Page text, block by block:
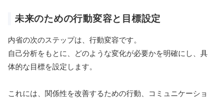
未来のための行動変容と目標設定
内省の次のステップは、行動変容です。
自己分析をもとに、どのような変化が必要かを明確にし、具
体的な目標を設定します。
これには、関係性を改善するための行動、コミュニケーショ